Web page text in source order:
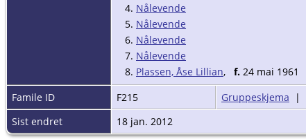
4. Nålevende
5. Nålevende
6. Nålevende
7. Nålevende
8. Plassen, Åse Lillian, f. 24 mai 1961
Famile ID
F215 Gruppeskjema |
Sist endret
18 jan. 2012